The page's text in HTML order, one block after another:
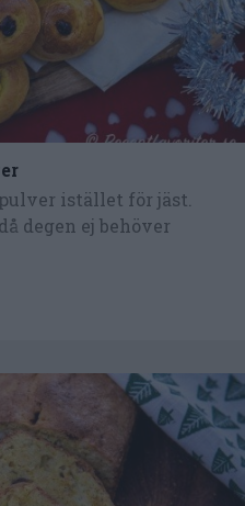
istället för jäst.
degen ej behöver